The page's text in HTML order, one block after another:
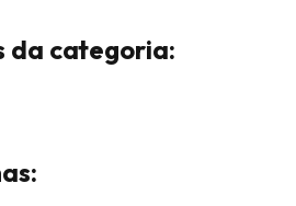
da categoria: